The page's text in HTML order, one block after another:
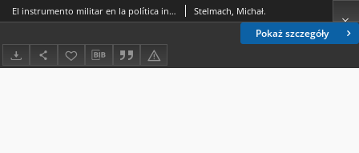
Pokaż szczegóły
El instrumento militar en la política internacional de los países sudamericanos Stelmach, Michał.